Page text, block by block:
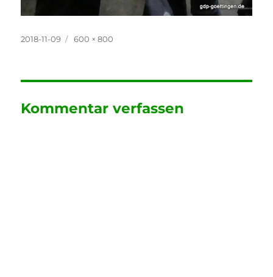
Veröffentlicht
2018-11-09 Originalgröße
600 × 800
Kommentar verfassen